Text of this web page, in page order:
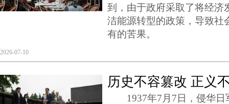
到，由于政府采取了将经济
洁能源转型的政策，导致社
有的苦果。
2026-07-10
历史不容篡改 正义
1937年7月7日，侵华日